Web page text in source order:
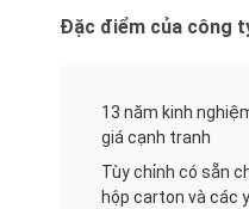
Tin tức
Các trường hợp
Đặc điểm của công
13 năm kinh
giá cạnh tranh
Tùy chỉnh có sẵn
hộp carton và các